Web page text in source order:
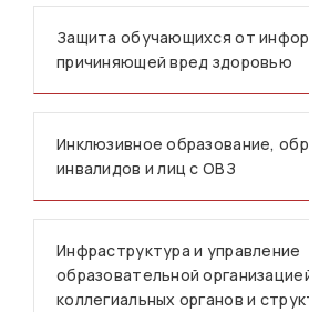
Защита обучающихся от
причиняющей вред здоровью
Инклюзивное образование,
инвалидов и лиц с ОВЗ
Инфраструктура и управление
образовательной
коллегиальных органов и